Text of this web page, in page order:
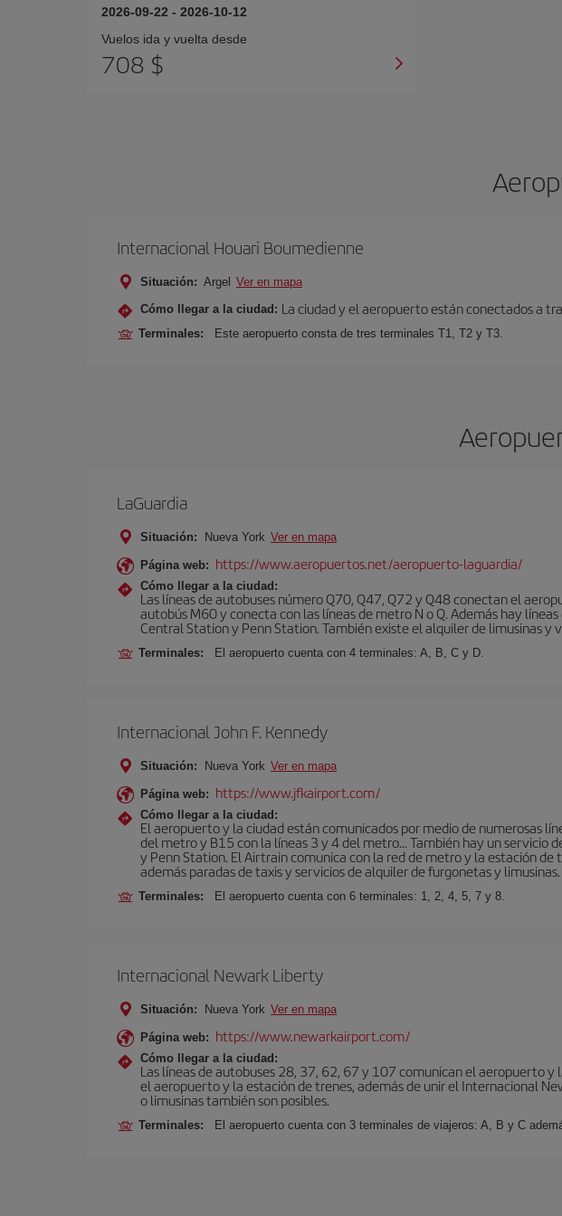
2026-09-22 - 2026-10-12
Vuelos ida y vuelta desde
708 $
Internacional Houari Boumedienne
Situación: Argel Ver en mapa
Cómo llegar a la ciudad: La ciudad y el aeropuerto están conectados a
Terminales: Este aeropuerto consta de tres terminales T1, T2 y T3.
LaGuardia
Situación: Nueva York Ver en mapa
Página web: https://www.aeropuertos.net/aeropuerto-laguardia/
Cómo llegar a la ciudad:
Las líneas de autobuses número Q70, Q47, Q72 y Q48 conectan el
autobús M60 y conecta con las líneas de metro N o Q. Además hay
Central Station y Penn Station. También existe el alquiler de limusinas y
Terminales: El aeropuerto cuenta con 4 terminales: A, B, C y D.
Internacional John F. Kennedy
Situación: Nueva York Ver en mapa
Página web: https://www.jfkairport.com/
Cómo llegar a la ciudad:
El aeropuerto y la ciudad están comunicados por medio de numerosas
del metro y B15 con la líneas 3 y 4 del metro… También hay un servicio
y Penn Station. El Airtrain comunica con la red de metro y la estación
además paradas de taxis y servicios de alquiler de furgonetas y limusinas.
Terminales: El aeropuerto cuenta con 6 terminales: 1, 2, 4, 5, 7 y 8.
Internacional Newark Liberty
Situación: Nueva York Ver en mapa
Página web: https://www.newarkairport.com/
Cómo llegar a la ciudad:
Las líneas de autobuses 28, 37, 62, 67 y 107 comunican el aeropuerto
el aeropuerto y la estación de trenes, además de unir el Internacional
o limusinas también son posibles.
Terminales: El aeropuerto cuenta con 3 terminales de viajeros: A, B y C